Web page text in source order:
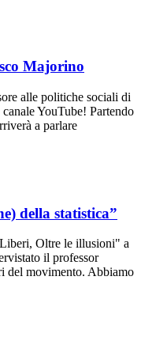
Majorino
alle politiche sociali di
YouTube! Partendo
a parlare
della statistica”
Oltre le illusioni" a
il professor
del movimento. Abbiamo